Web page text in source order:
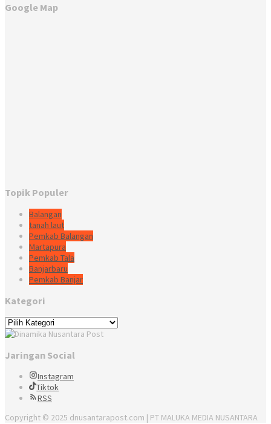
Google Map
Topik Populer
Balangan
tanah laut
Pemkab Balangan
Martapura
Pemkab Tala
Banjarbaru
Pemkab Banjar
Kategori
Kategori
Jaringan Social
Instagram
Tiktok
RSS
Copyright © 2025 dnusantarapost.com | PT MALUKA MEDIA NUSANTARA